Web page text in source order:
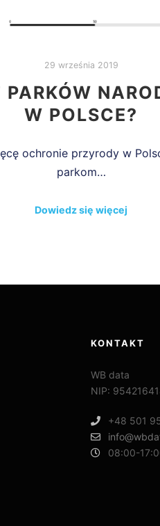
29 września 2019
PARKÓW
W POLSCE?
ochronie przyrody w
parkom…
Dowiedz się więcej
KONTAKT
WB data
NIP:
+48 501
08:00-